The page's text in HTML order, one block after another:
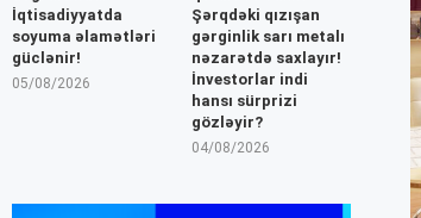
İqtisadiyyatda
soyuma əlamətləri
güclənir!
05/08/2026
Şərqdəki qızışan
gərginlik sarı metalı
nəzarətdə saxlayır!
İnvestorlar indi
hansı sürprizi
gözləyir?
04/08/2026